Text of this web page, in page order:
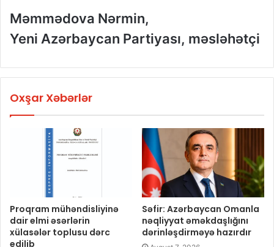
Məmmədova Nərmin,
Yeni Azərbaycan Partiyası, məsləhətçi
Oxşar Xəbərlər
Proqram mühəndisliyinə
dair elmi əsərlərin
xülasələr toplusu dərc
edilib
Səfir: Azərbaycan Omanla
nəqliyyat əməkdaşlığını
dərinləşdirməyə hazırdır